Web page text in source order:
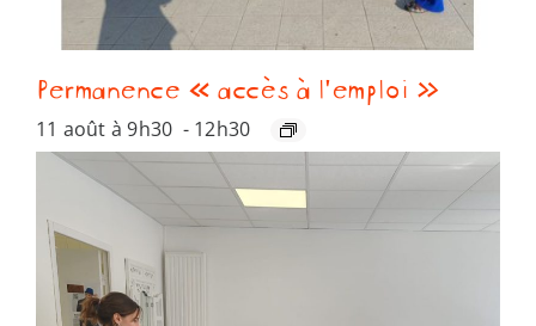
Permanence « accès à l’emploi »
11 août à 9h30 - 12h30